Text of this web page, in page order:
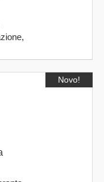
di
di
ricoprire il
Novo!